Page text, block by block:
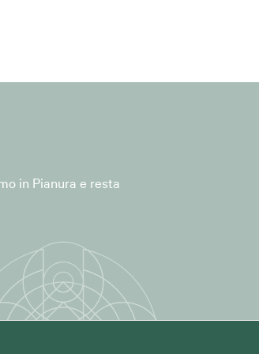
in Pianura e resta